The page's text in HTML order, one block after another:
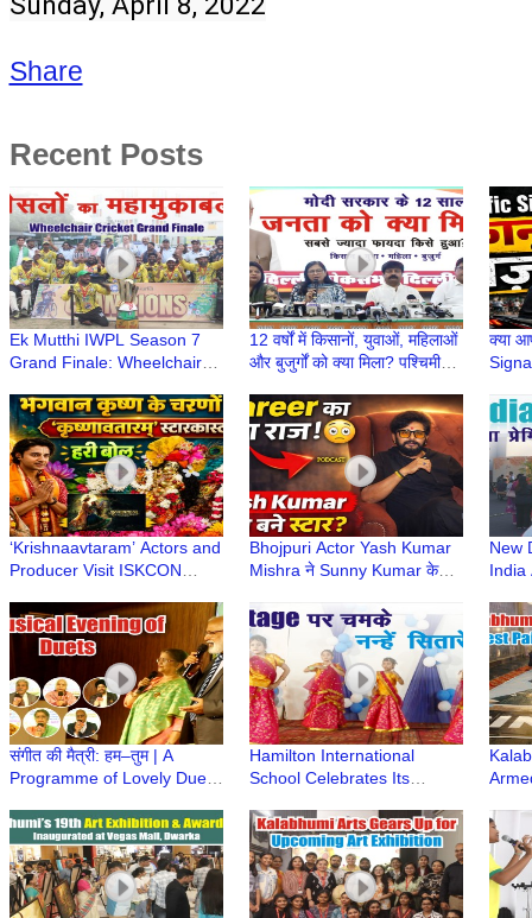
Share
Recent Posts
Ek Mutthi IWPL Season 7
Grand Finale: Wheelchair
Stage at BalBhawan School
12 वर्षों में किसानों, युवाओं, महिलाओं
और बुजुर्गों को क्या मिला? पश्चिमी
क्या
‘Krishnaavtaram’ Actors and
Producer Visit ISKCON
Bhojpuri Actor Yash Kumar
Mishra ने Sunny Kumar के
Secrets | Podcast
New
India
संगीत की मैत्री: हम–तुम | A
Programme of Lovely Duets
Hamilton International
School Celebrates Its
Enthusiasm